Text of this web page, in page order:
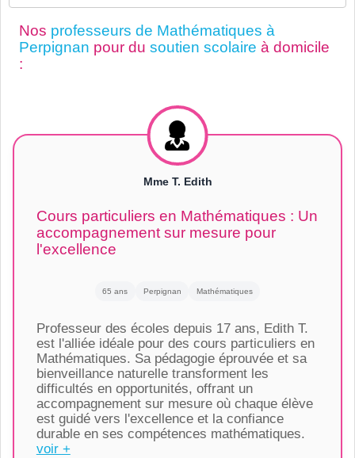
Nos professeurs de Mathématiques à
Perpignan pour du soutien scolaire à domicile
:
Mme T. Edith
Cours particuliers en Mathématiques : Un
accompagnement sur mesure pour
l'excellence
65 ans Perpignan Mathématiques
Professeur des écoles depuis 17 ans, Edith T.
est l'alliée idéale pour des cours particuliers en
Mathématiques. Sa pédagogie éprouvée et sa
bienveillance naturelle transforment les
difficultés en opportunités, offrant un
accompagnement sur mesure où chaque élève
est guidé vers l'excellence et la confiance
durable en ses compétences mathématiques.
voir +